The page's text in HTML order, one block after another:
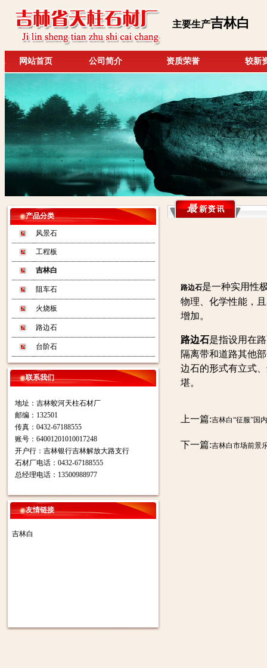
主要生产吉林白
网站首页 公司简介 资质荣誉 较新
产品分类
风景石
工程板
吉林白
阻车石
火烧板
路边石
台阶石
联系我们
地址：吉林蛟河天柱石材厂
邮编：132501
传真：0432-67188555
账号：64001201010017248
开户行：吉林银行吉林解放大路支行
石材厂电话：0432-67188555
总经理电话：13500988977
友情链接
吉林白
路边石是一种实用性
物理、化学性能，
增加。
路边石是指设用在
隔离带和道路其他
边石的形式有立式
堪。
上一篇:吉林白“征服”国
下一篇:吉林白市场前景